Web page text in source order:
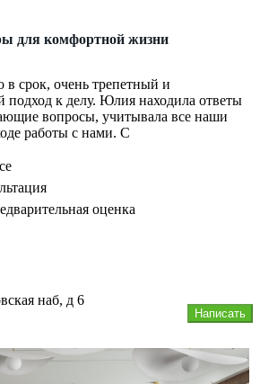
для комфортной жизни
в срок, очень трепетный и
подход к делу. Юлия находила ответы
вопросы, учитывала все наши
работы с нами. С
оценка
Написать
наб, д 6